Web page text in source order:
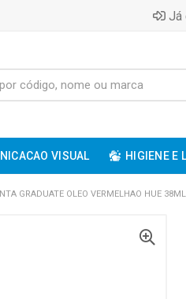
Já
VISUAL HIGIENE E
GRADUATE OLEO VERMELHAO HUE